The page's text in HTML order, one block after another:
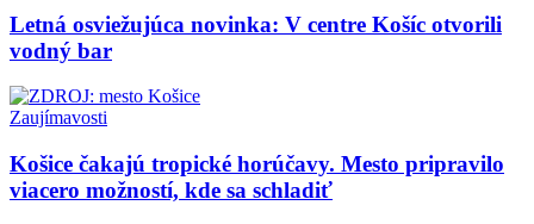
Letná osviežujúca novinka: V centre Košíc otvorili
vodný bar
Zaujímavosti
Košice čakajú tropické horúčavy. Mesto pripravilo
viacero možností, kde sa schladiť